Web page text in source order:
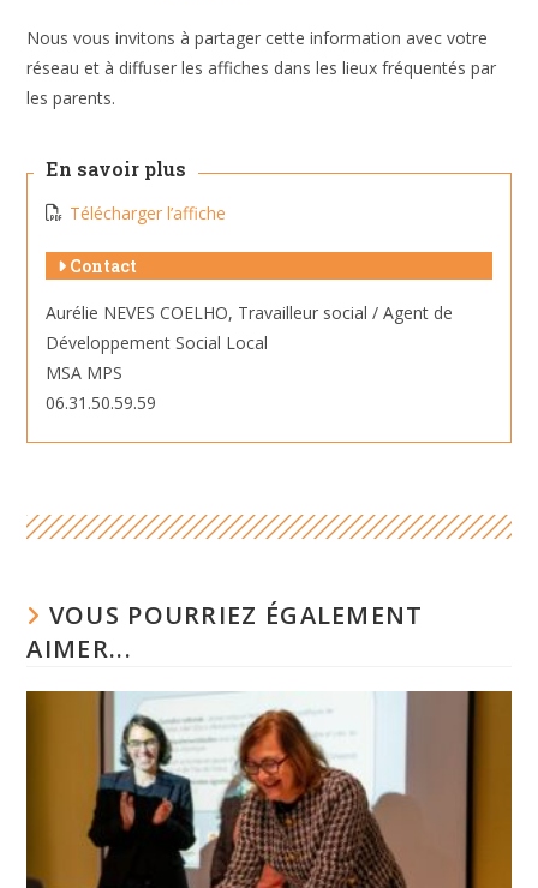
Nous vous invitons à partager cette information avec votre
réseau et à diffuser les affiches dans les lieux fréquentés par
les parents.
En savoir plus
Télécharger l’affiche
Contact
Aurélie NEVES COELHO, Travailleur social / Agent de
Développement Social Local
MSA MPS
06.31.50.59.59
VOUS POURRIEZ ÉGALEMENT
AIMER...